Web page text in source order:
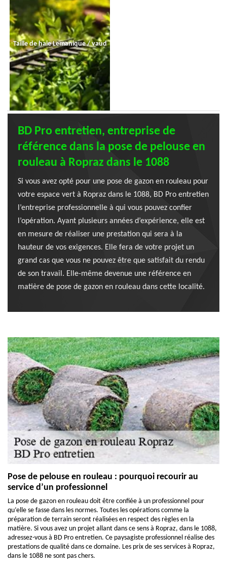
Taille de haie Lemanique / vaud
BD Pro entretien, entreprise de
référence dans la pose de pelouse en
rouleau à Ropraz dans le 1088
Si vous avez opté pour une pose de gazon en rouleau pour
votre espace vert à Ropraz dans le 1088, BD Pro entretien
l’entreprise professionnelle à qui vous pouvez confier
l’opération. Ayant plusieurs années d’expérience, elle est
en mesure de réaliser une prestation qui sera à la
hauteur de vos exigences. Elle fera de votre projet un
grand cas que vous ne pouvez être que satisfait du rendu
de son travail. Elle-même devenue une référence en
matière de pose de gazon en rouleau dans cette localité.
Pose de pelouse en rouleau : pourquoi recourir au
service d’un professionnel
La pose de gazon en rouleau doit être confiée à un professionnel pour
qu’elle se fasse dans les normes. Toutes les opérations comme la
préparation de terrain seront réalisées en respect des règles en la
matière. Si vous avez un projet allant dans ce sens à Ropraz, dans le 1088,
adressez-vous à BD Pro entretien. Ce paysagiste professionnel réalise des
prestations de qualité dans ce domaine. Les prix de ses services à Ropraz,
dans le 1088 ne sont pas chers.